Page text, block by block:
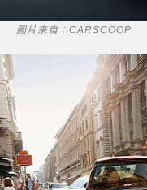
圖片來自：CARSCOOP